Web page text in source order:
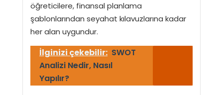
öğreticilere, finansal planlama
şablonlarından seyahat kılavuzlarına kadar
her alan uygundur.
İlginizi çekebilir: SWOT
Analizi Nedir, Nasıl
Yapılır?